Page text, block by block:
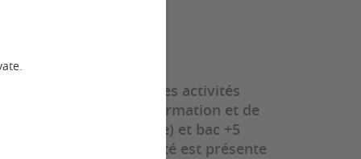
et techniques des activités
propose une offre de formation et de
licence professionnelle) et bac +5
doctorales. La Faculté est présente